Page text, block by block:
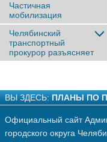
Частичная
мобилизация
Челябинский
транспортный
прокурор разъясняет
ВЫ ЗДЕСЬ: ПЛАНЫ ПО
Официальный сайт
городского округа